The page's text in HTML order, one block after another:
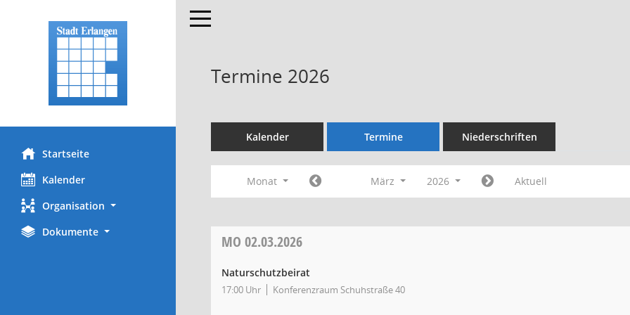
Startseite
Kalender
Organisation
Dokumente
Toggle navigation
Termine 2026
Kalender Termine Niederschriften
Monat März 2026 Aktuell
MO 02.03.2026
Naturschutzbeirat
17:00 Uhr Konferenzraum Schuhstraße 40